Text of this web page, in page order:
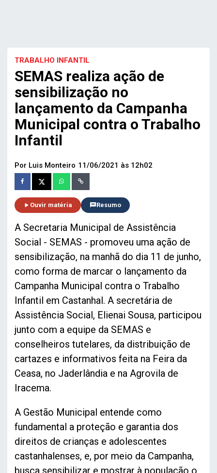
TRABALHO INFANTIL
SEMAS realiza ação de
sensibilização no
lançamento da Campanha
Municipal contra o Trabalho
Infantil
Por Luis Monteiro 11/06/2021 às 12h02
Ouvir matéria Resumo
A Secretaria Municipal de Assistência
Social - SEMAS - promoveu uma ação de
sensibilização, na manhã do dia 11 de junho,
como forma de marcar o lançamento da
Campanha Municipal contra o Trabalho
Infantil em Castanhal. A secretária de
Assistência Social, Elienai Sousa, participou
junto com a equipe da SEMAS e
conselheiros tutelares, da distribuição de
cartazes e informativos feita na Feira da
Ceasa, no Jaderlândia e na Agrovila de
Iracema.
A Gestão Municipal entende como
fundamental a proteção e garantia dos
direitos de crianças e adolescentes
castanhalenses, e, por meio da Campanha,
busca sensibilizar e mostrar à população o